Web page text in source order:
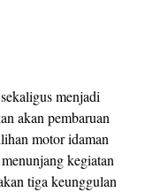
menjadi
akan pembaruan
motor idaman
kegiatan
tiga keunggulan